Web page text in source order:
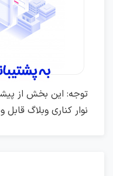
توجه: این بخش از
نوار کناری وبلاگ